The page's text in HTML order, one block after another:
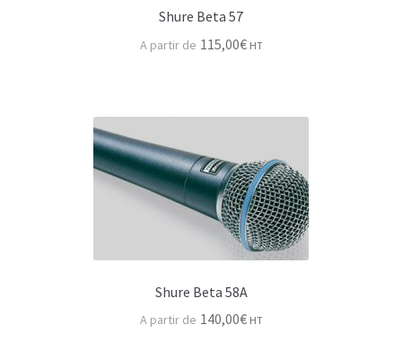
Série AKG pince
Statiques AKG
Beyer Dynamic
Neumann
Série KM-A & KM-D
Série voie & HF
Shure Beta 57
115,00€ HT
Shure Beta 58A
140,00€ HT